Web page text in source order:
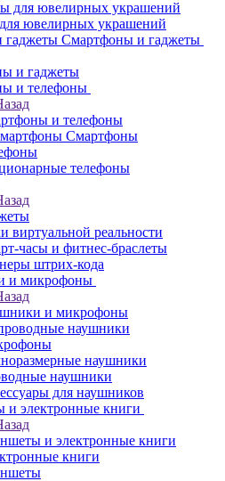
ювелирных украшений
Смартфоны и гаджеты
и гаджеты
и телефоны
и телефоны
Смартфоны
телефоны
виртуальной реальности
часы и фитнес-браслеты
штрих-кода
и микрофоны
и микрофоны
наушники
наушники
наушники
для наушников
и электронные книги
и электронные книги
книги